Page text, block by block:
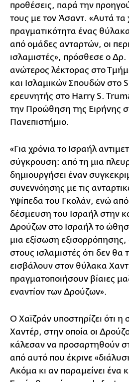
προθέσεις, παρά την
τους με τον Άσαντ. «Αυτά τα
πραγματικότητα ένας
από ομάδες ανταρτών, οι
ισλαμιστές», πρόσθεσε ο Δρ.
ανώτερος λέκτορας στο
και Ισλαμικών Σπουδών στο
ερευνητής στο Harry S.
την Προώθηση της Ειρήνης
Πανεπιστήμιο.
«Για χρόνια το Ισραήλ
σύγκρουση: από τη μια
δημιουργήσει έναν
συνεννόησης με τις
Υψίπεδα του Γκολάν, ενώ
δέσμευση του Ισραήλ στην
Δρούζων στο Ισραήλ το
μια εξίσωση εξισορρόπησης,
στους ισλαμιστές ότι δεν θα
εισβάλουν στον θύλακα
πραγματοποιήσουν βίαιες
εναντίον των Δρούζων».
Ο Χαϊζράν υποστηρίζει ότι
Χαντέρ, στην οποία οι
κάλεσαν να προσαρτηθούν
από αυτό που έκρινε
Ακόμα κι αν παραμείνει ένα